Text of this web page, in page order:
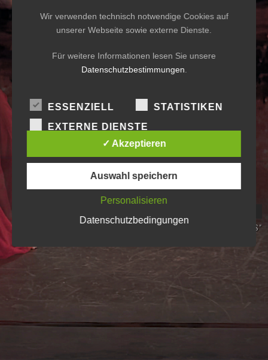
ZYKLUS VI "HUMAN MADNESS"
HARRY'S SOLOPROJEKT - AMBIENT SOUNDSCAPES
AUDIO/VIDEO/MULTIMEDIA-PRODUKTIONEN
Wir verwenden technisch notwendige Cookies auf
unserer Webseite sowie externe Dienste.
Für weitere Informationen lesen Sie unsere
Datenschutzbestimmungen
ESSENZIELL
STATISTIKEN
EXTERNE DIENSTE
✓ Akzeptieren
Auswahl speichern
Personalisieren
Datenschutzbedingungen